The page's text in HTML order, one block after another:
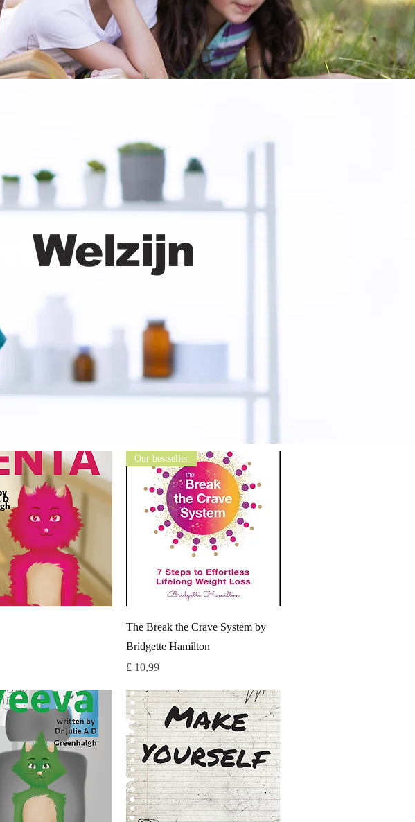
Welzijn
Snel overzicht
Our bestseller
The Break the Crave System by
Bridgette Hamilton
Prijs
£ 10,99